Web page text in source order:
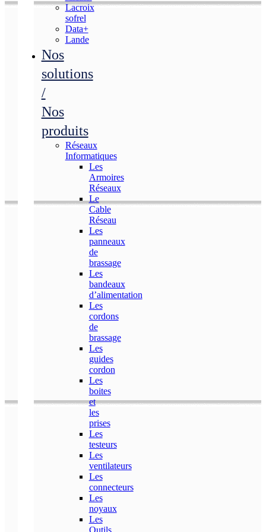
Lacroix
sofrel
Data+
Lande
Nos
solutions
/
Nos
produits
Réseaux
Informatiques
Les
Armoires
Réseaux
Le
Cable
Réseau
Les
panneaux
de
brassage
Les
bandeaux
d’alimentation
Les
cordons
de
brassage
Les
guides
cordon
Les
boites
et
les
prises
Les
testeurs
Les
ventilateurs
Les
connecteurs
Les
noyaux
Les
Outils